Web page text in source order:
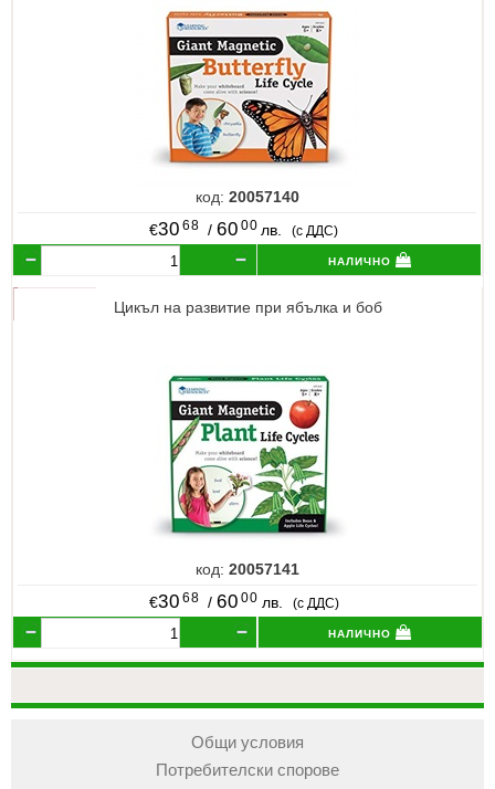
код: 20057140
€30 68 / 60 00 лв. (с ДДС)
налично
Цикъл на развитие при ябълка и боб
код: 20057141
€30 68 /60 00 лв. (с ДДС)
налично
Общи условия
Потребителски спорове